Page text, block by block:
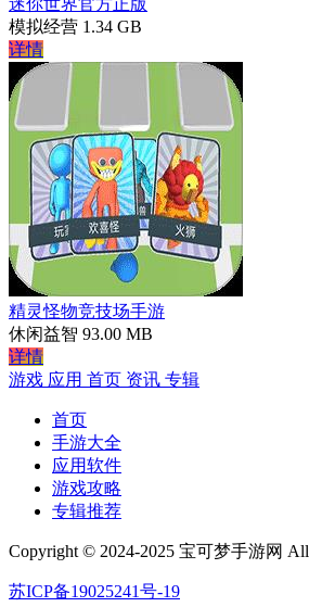
模拟经营 1.34 GB
详情
精灵怪物竞技场手游
休闲益智 93.00 MB
详情
游戏 应用 首页 资讯 专辑
首页
手游大全
应用软件
游戏攻略
专辑推荐
Copyright © 2024-2025 宝可梦手游网 All
苏ICP备19025241号-19